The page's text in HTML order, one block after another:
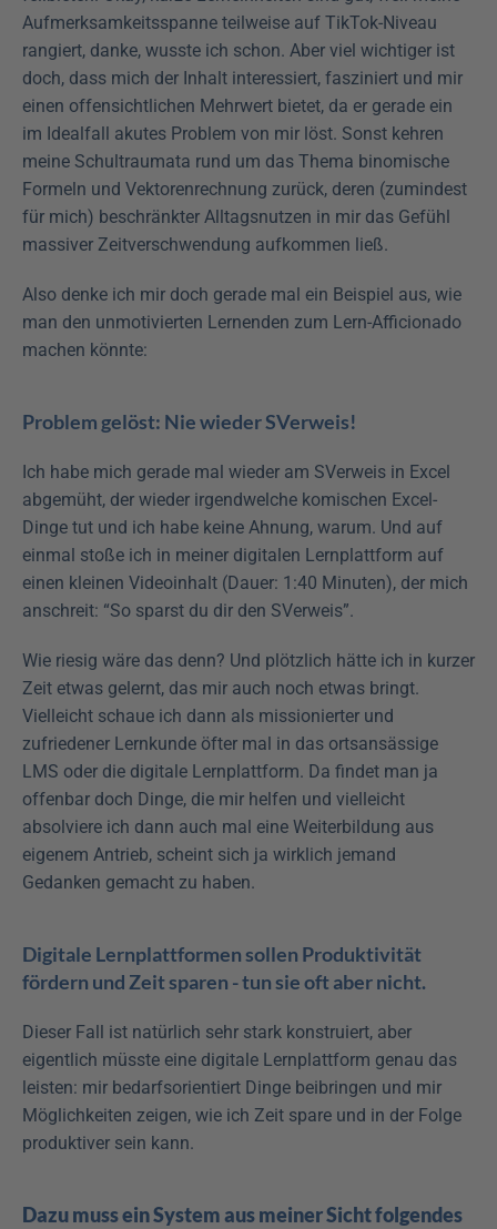
Aufmerksamkeitsspanne teilweise auf TikTok-Niveau
rangiert, danke, wusste ich schon. Aber viel wichtiger ist
doch, dass mich der Inhalt interessiert, fasziniert und mir
einen offensichtlichen Mehrwert bietet, da er gerade ein
im Idealfall akutes Problem von mir löst. Sonst kehren
meine Schultraumata rund um das Thema binomische
Formeln und Vektorenrechnung zurück, deren (zumindest
für mich) beschränkter Alltagsnutzen in mir das Gefühl
massiver Zeitverschwendung aufkommen ließ.
Also denke ich mir doch gerade mal ein Beispiel aus, wie
man den unmotivierten Lernenden zum Lern-Afficionado
machen könnte:
Problem gelöst: Nie wieder SVerweis!
Ich habe mich gerade mal wieder am SVerweis in Excel
abgemüht, der wieder irgendwelche komischen Excel-
Dinge tut und ich habe keine Ahnung, warum. Und auf
einmal stoße ich in meiner digitalen Lernplattform auf
einen kleinen Videoinhalt (Dauer: 1:40 Minuten), der mich
anschreit: “So sparst du dir den SVerweis”.
Wie riesig wäre das denn? Und plötzlich hätte ich in kurzer
Zeit etwas gelernt, das mir auch noch etwas bringt.
Vielleicht schaue ich dann als missionierter und
zufriedener Lernkunde öfter mal in das ortsansässige
LMS oder die digitale Lernplattform. Da findet man ja
offenbar doch Dinge, die mir helfen und vielleicht
absolviere ich dann auch mal eine Weiterbildung aus
eigenem Antrieb, scheint sich ja wirklich jemand
Gedanken gemacht zu haben.
Digitale Lernplattformen sollen Produktivität
fördern und Zeit sparen - tun sie oft aber nicht.
Dieser Fall ist natürlich sehr stark konstruiert, aber
eigentlich müsste eine digitale Lernplattform genau das
leisten: mir bedarfsorientiert Dinge beibringen und mir
Möglichkeiten zeigen, wie ich Zeit spare und in der Folge
produktiver sein kann.
Dazu muss ein System aus meiner Sicht folgendes